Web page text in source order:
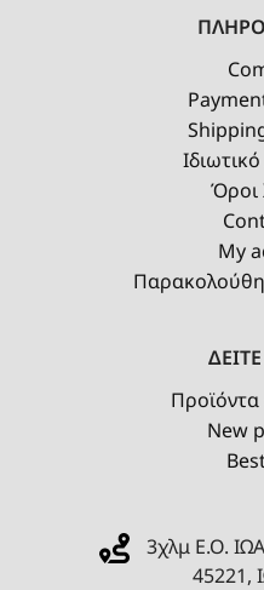
Όροι
My
New
3χλμ Ε.Ο.
45221,